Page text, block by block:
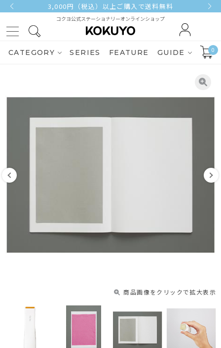
3,000円（税込）以上ご購入で送料無料
コクヨ公式ステーショナリーオンラインショップ
CATEGORY SERIES FEATURE GUIDE 0
商品画像をクリックで拡大表示